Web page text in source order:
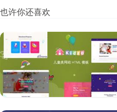
也许你还喜欢